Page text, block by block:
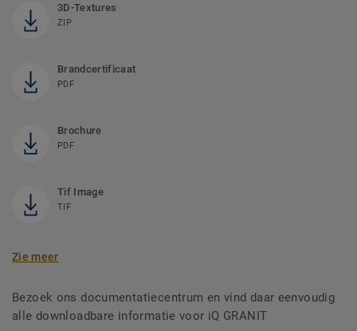
3D-Textures
ZIP
Brandcertificaat
PDF
Brochure
PDF
Tif Image
TIF
Zie meer
Bezoek ons documentatiecentrum en vind daar eenvoudig
alle downloadbare informatie voor iQ GRANIT